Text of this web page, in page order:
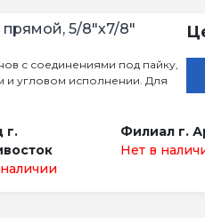
прямой, 5/8"х7/8"
с соединениями под пайку,
и угловом исполнении. Для
г.
Филиал г.
Нет в